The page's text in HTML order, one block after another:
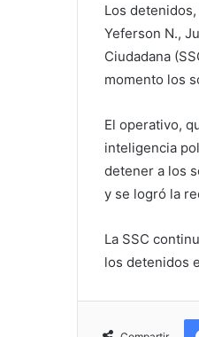
Los
Yeferson N.,
Ciudadana
momento los
El operativo,
inteligencia
detener a los
y se logró la
La SSC
los detenidos